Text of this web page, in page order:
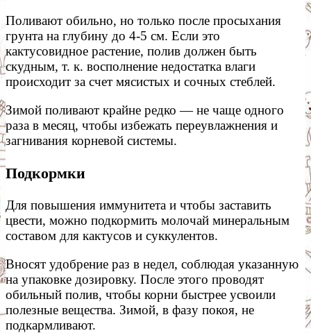
Поливают обильно, но только после просыхания
грунта на глубину до 4-5 см. Если это
кактусовидное растение, полив должен быть
скудным, т. к. восполнение недостатка влаги
происходит за счет мясистых и сочных стеблей.
Зимой поливают крайне редко — не чаще одного
раза в месяц, чтобы избежать переувлажнения и
загнивания корневой системы.
Подкормки
Для повышения иммунитета и чтобы заставить
цвести, можно подкормить молочай минеральным
составом для кактусов и суккулентов.
Вносят удобрение раз в недел, соблюдая указанную
на упаковке дозировку. После этого проводят
обильный полив, чтобы корни быстрее усвоили
полезные вещества. Зимой, в фазу покоя, не
подкармливают.